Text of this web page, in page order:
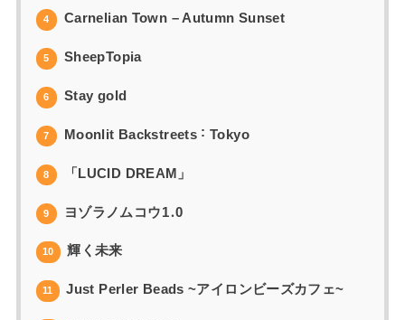
4 Carnelian Town – Autumn Sunset
5 SheepTopia
6 Stay gold
7 Moonlit Backstreets ˸ Tokyo
8 「LUCID DREAM」
9 ヨゾラノムコウ1․0
10 輝く未来
11 Just Perler Beads ~アイロンビーズカフェ~